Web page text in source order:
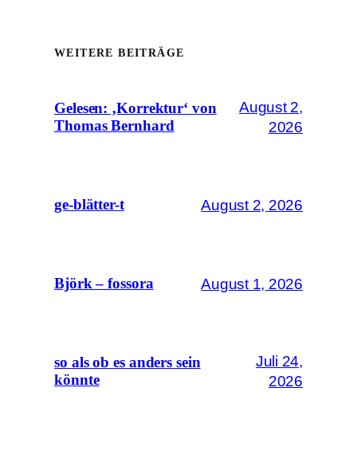
WEITERE BEITRÄGE
Gelesen: ‚Korrektur‘ von
Thomas Bernhard
August 2,
2026
ge-blätter-t August 2, 2026
Björk – fossora August 1, 2026
so als ob es anders sein
könnte
Juli 24,
2026